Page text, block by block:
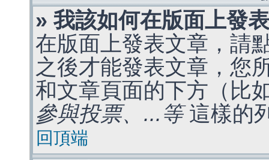
» 我該如何在版面上發
在版面上發表文章，請
之後才能發表文章，您
和文章頁面的下方（比
參與投票、...等這樣的
回頂端